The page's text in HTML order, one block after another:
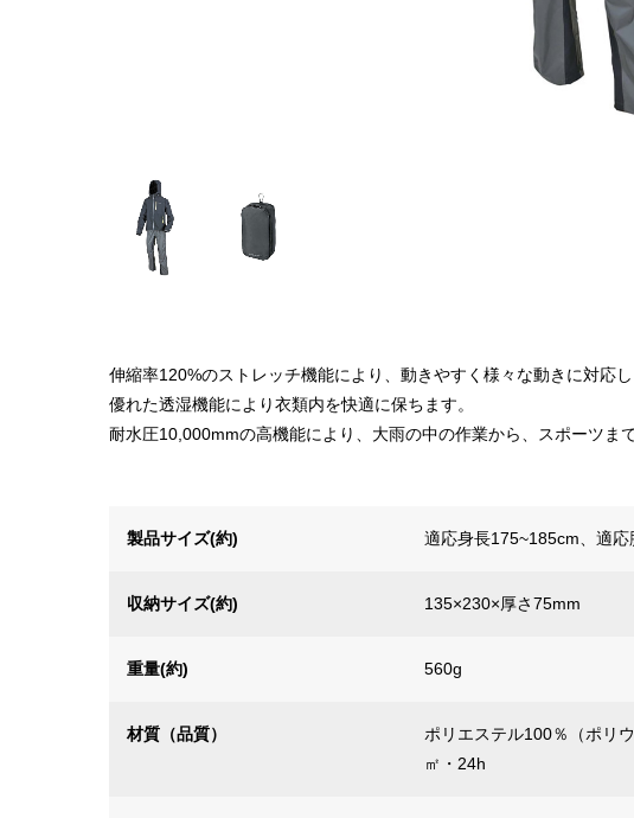
伸縮率120%のストレッチ機能により、動きやすく様々な動きに対応し
優れた透湿機能により衣類内を快適に保ちます。
耐水圧10,000mmの高機能により、大雨の中の作業から、スポーツま
製品サイズ(約) 適応身長175~185cm、適
収納サイズ(約) 135×230×厚さ75mm
重量(約) 560g
材質（品質）
ポリエステル100％（ポリ
㎡・24h